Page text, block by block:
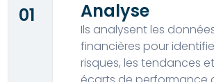
01 Analyse
Ils analysent les
financières pour
risques, les tendances